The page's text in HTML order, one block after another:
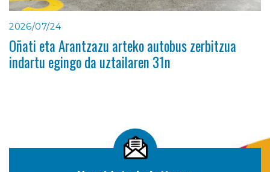
2026/07/24
Oñati eta Arantzazu arteko autobus zerbitzua
indartu egingo da uztailaren 31n